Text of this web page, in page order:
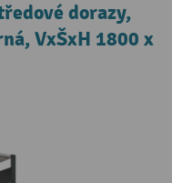
dorazy,
VxŠxH 1800 x